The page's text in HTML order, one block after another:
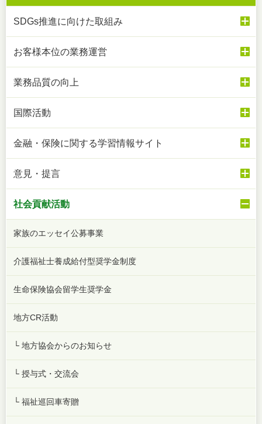
SDGs推進に向けた取組み
お客様本位の業務運営
業務品質の向上
国際活動
金融・保険に関する学習情報サイト
意見・提言
社会貢献活動
家族のエッセイ公募事業
介護福祉士養成給付型奨学金制度
生命保険協会留学生奨学金
地方CR活動
└ 地方協会からのお知らせ
└ 授与式・交流会
└ 福祉巡回車寄贈